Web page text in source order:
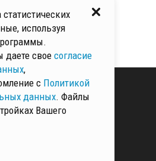
летней
используя
даете свое согласие
,
с Политикой
данных. Файлы
Вашего